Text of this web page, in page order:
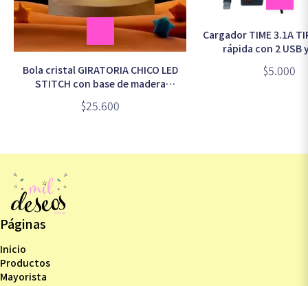
Bola cristal GIRATORIA CHICO LED
STITCH con base de madera
modelos surtidos
$25.600
Cargador TIME 3.1A
rápida con 2 USB
desmontable en caja
$5.000
Páginas
Inicio
Productos
Mayorista